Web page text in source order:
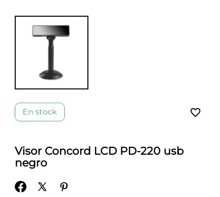
En stock favorite_border
Visor Concord LCD PD-220 usb
negro